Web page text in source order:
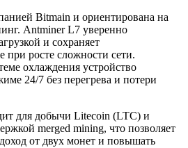
Bitmain и ориентирована на
Antminer L7 уверенно
и сохраняет
при росте сложности сети.
охлаждения устройство
24/7 без перегрева и потери
для добычи Litecoin (LTC) и
merged mining, что позволяет
от двух монет и повышать